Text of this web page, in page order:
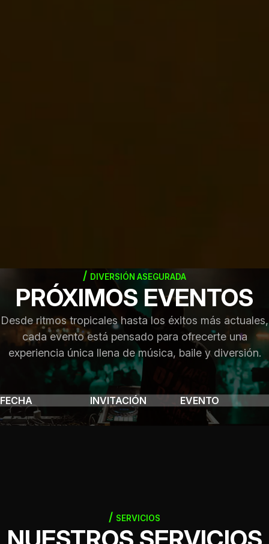
DIVERSIÓN ASEGURADA
PRÓXIMOS EVENTOS
Desde ritmos tropicales hasta los éxitos más actuales,
cada evento está pensado para ofrecerte una
experiencia única llena de música, baile y diversión.
FECHA INVITACIÓN EVENTO
SERVICIOS